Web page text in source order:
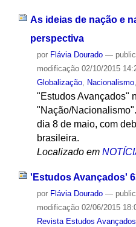
As ideias de nação e
perspectiva
por Flávia Dourado —
modificação02/10/2015
Globalização, Nacionalismo,
"Estudos Avançados"
"Nação/
dia 8 de maio, com
brasileira.
Localizado em
'Estudos Avançados'
por Flávia Dourado —
modificação02/06/2015
Revista Estudos Avançados